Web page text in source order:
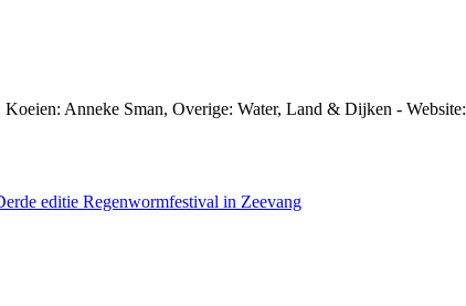
Anneke Sman, Overige: Water, Land & Dijken - Website:
editie Regenwormfestival in Zeevang